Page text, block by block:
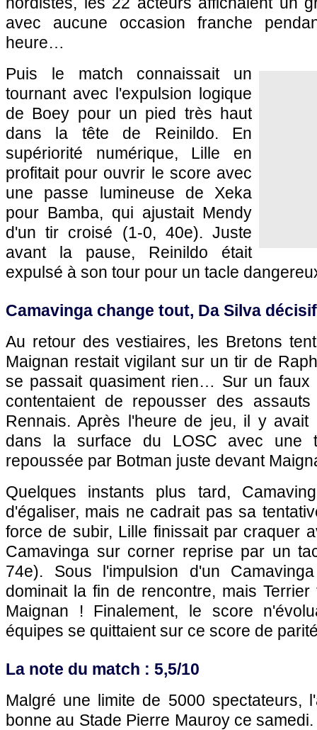
avec aucune occasion franche
heure…
Puis le match connaissait un
tournant avec l'expulsion logique
de Boey pour un pied très haut
dans la tête de Reinildo. En
supériorité numérique, Lille en
profitait pour ouvrir le score avec
une passe lumineuse de Xeka
pour Bamba, qui ajustait Mendy
d'un tir croisé (1-0, 40e). Juste
avant la pause, Reinildo était
expulsé à son tour pour un tacle
Camavinga change tout, Da Silva décisif
Au retour des vestiaires, les Bretons
Maignan restait vigilant sur un tir de
se passait quasiment rien… Sur un faux
contentaient de repousser des
Rennais. Après l'heure de jeu, il y avait
dans la surface du LOSC avec une
repoussée par Botman juste devant
Quelques instants plus tard,
d'égaliser, mais ne cadrait pas sa
force de subir, Lille finissait par craquer
Camavinga sur corner reprise par un
74e). Sous l'impulsion d'un
dominait la fin de rencontre, mais
Maignan ! Finalement, le score
équipes se quittaient sur ce score de
La note du match : 5,5/10
Malgré une limite de 5000 spectateurs,
bonne au Stade Pierre Mauroy ce